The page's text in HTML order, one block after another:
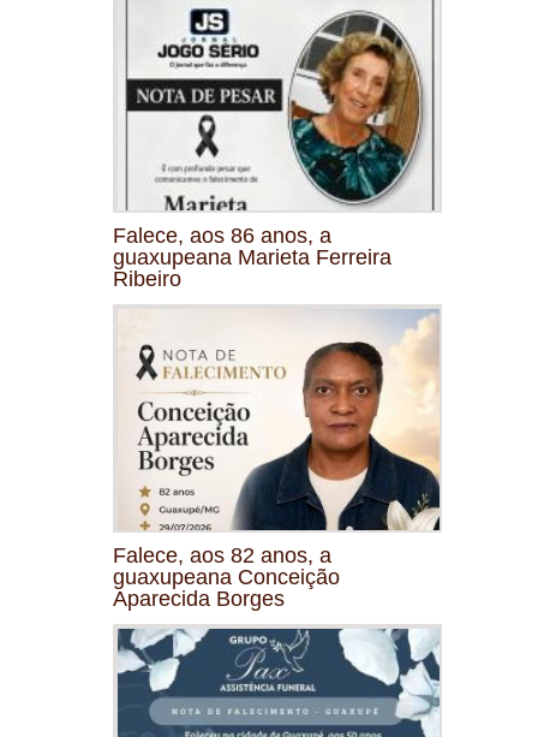
Falece, aos 86 anos, a
guaxupeana Marieta Ferreira
Ribeiro
Falece, aos 82 anos, a
guaxupeana Conceição
Aparecida Borges